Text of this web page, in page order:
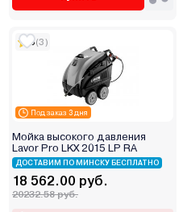
Под заказ 3 дня
5(3)
Мойка высокого давления
Lavor Pro LKX 2015 LP RA
ДОСТАВИМ ПО МИНСКУ БЕСПЛАТНО
18 562.00 руб.
20232.58 руб.